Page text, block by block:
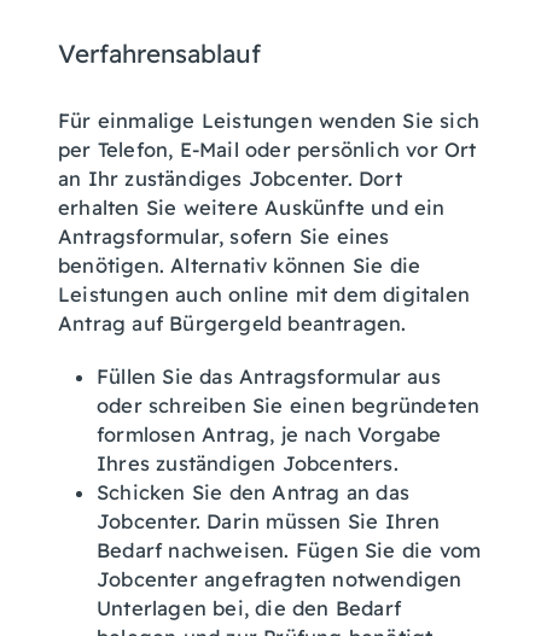
Verfahrensablauf
Für einmalige Leistungen wenden Sie sich
per Telefon, E-Mail oder persönlich vor Ort
an Ihr zuständiges Jobcenter. Dort
erhalten Sie weitere Auskünfte und ein
Antragsformular, sofern Sie eines
benötigen. Alternativ können Sie die
Leistungen auch online mit dem digitalen
Antrag auf Bürgergeld beantragen.
Füllen Sie das Antragsformular aus
oder schreiben Sie einen begründeten
formlosen Antrag, je nach Vorgabe
Ihres zuständigen Jobcenters.
Schicken Sie den Antrag an das
Jobcenter. Darin müssen Sie Ihren
Bedarf nachweisen. Fügen Sie die vom
Jobcenter angefragten notwendigen
Unterlagen bei, die den Bedarf